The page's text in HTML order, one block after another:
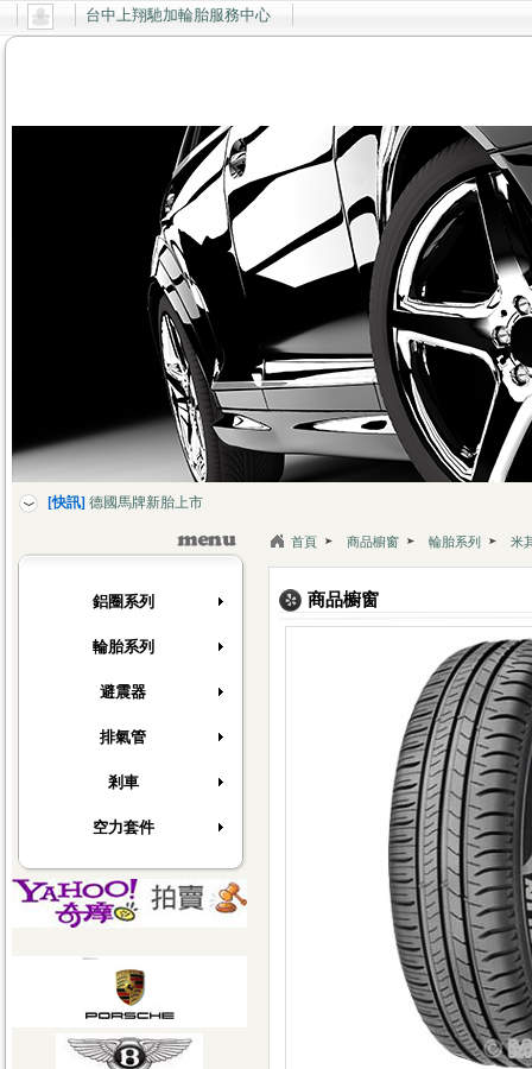
台中上翔馳加輪胎服務中心
上翔輪胎服務中心全新網站開幕了~
[快訊] 德國馬牌新胎上市
上翔輪胎服務中心全新網站開幕了~
上翔輪胎服務中心全新網站開幕了~
鋁圈系列
輪胎系列
避震器
排氣管
剎車
空力套件
首頁 商品櫥窗 輪胎系列 米
商品櫥窗